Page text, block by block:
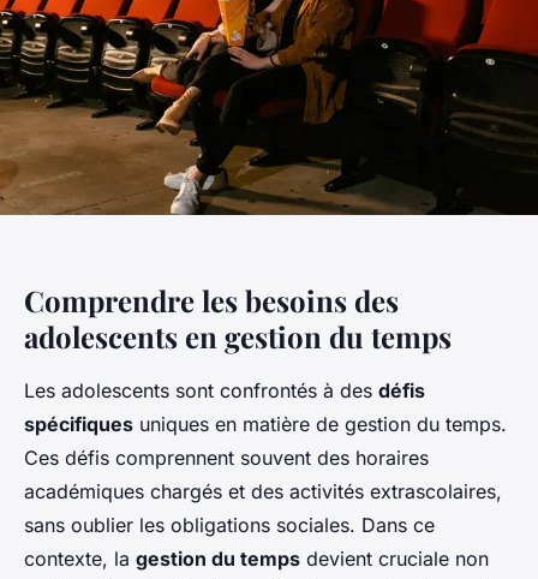
Comprendre les besoins des
adolescents en gestion du temps
Les adolescents sont confrontés à des défis
spécifiques uniques en matière de gestion du temps.
Ces défis comprennent souvent des horaires
académiques chargés et des activités extrascolaires,
sans oublier les obligations sociales. Dans ce
contexte, la gestion du temps devient cruciale non